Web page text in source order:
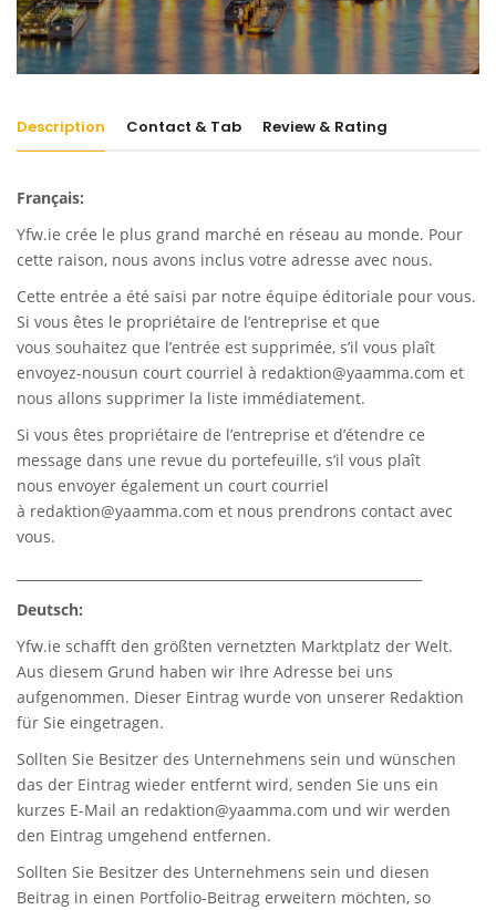
Description Contact & Tab Review & Rating
Français:
Yfw.ie crée le plus grand marché en réseau au monde. Pour
cette raison, nous avons inclus votre adresse avec nous.
Cette entrée a été saisi par notre équipe éditoriale pour vous.
Si vous êtes le propriétaire de l’entreprise et que
vous souhaitez que l’entrée est supprimée, s’il vous plaît
envoyez-nousun court courriel à redaktion@yaamma.com et
nous allons supprimer la liste immédiatement.
Si vous êtes propriétaire de l’entreprise et d’étendre ce
message dans une revue du portefeuille, s’il vous plaît
nous envoyer également un court courriel
à redaktion@yaamma.com et nous prendrons contact avec
vous.
Deutsch:
Yfw.ie schafft den größten vernetzten Marktplatz der Welt.
Aus diesem Grund haben wir Ihre Adresse bei uns
aufgenommen. Dieser Eintrag wurde von unserer Redaktion
für Sie eingetragen.
Sollten Sie Besitzer des Unternehmens sein und wünschen
das der Eintrag wieder entfernt wird, senden Sie uns ein
kurzes E-Mail an redaktion@yaamma.com und wir werden
den Eintrag umgehend entfernen.
Sollten Sie Besitzer des Unternehmens sein und diesen
Beitrag in einen Portfolio-Beitrag erweitern möchten, so